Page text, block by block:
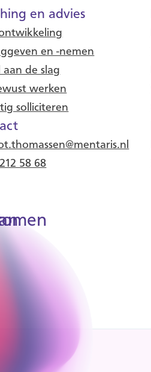
en advies
en -nemen
aan de slag
werken
solliciteren
58 68